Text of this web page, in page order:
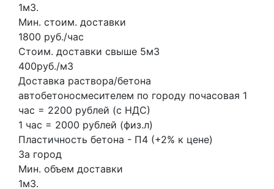
1м3.
Мин. стоим. доставки
1800 руб./час
Стоим. доставки свыше 5м3
400руб./м3
Доставка раствора/бетона
автобетоносмесителем по городу почасовая 1
час = 2200 рублей (с НДС)
1 час = 2000 рублей (физ.л)
Пластичность бетона - П4 (+2% к цене)
За город
Мин. объем доставки
1м3.